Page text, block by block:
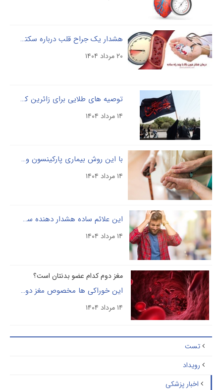
هشدار یک جراح قلب درباره سکته‌های زودرس
۲۰ مرداد ۱۴۰۴
توصیه های طلایی برای زائرین کربلا
۱۴ مرداد ۱۴۰۴
با این روش بیماری پارکینسون و آلزایمر را کنترل کنید؟
۱۴ مرداد ۱۴۰۴
این علائم ساده هشدار دهنده سکته گرمایی است ! / چه باید کرد ؟
۱۴ مرداد ۱۴۰۴
مغز دوم کدام عضو بدنتان است؟
این خوراکی ها مخصوص مغز دوم شماست
۱۴ مرداد ۱۴۰۴
رویداد
اخبار پزشکی